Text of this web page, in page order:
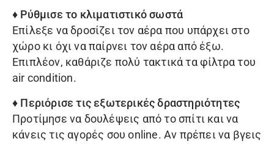
♦ Ρύθμισε το κλιματιστικό σωστά
Επίλεξε να δροσίζει τον αέρα που υπάρχει στο
χώρο κι όχι να παίρνει τον αέρα από έξω.
Επιπλέον, καθάριζε πολύ τακτικά τα φίλτρα του
air condition.
♦ Περιόρισε τις εξωτερικές δραστηριότητες
Προτίμησε να δουλέψεις από το σπίτι και να
κάνεις τις αγορές σου online. Αν πρέπει να βγεις